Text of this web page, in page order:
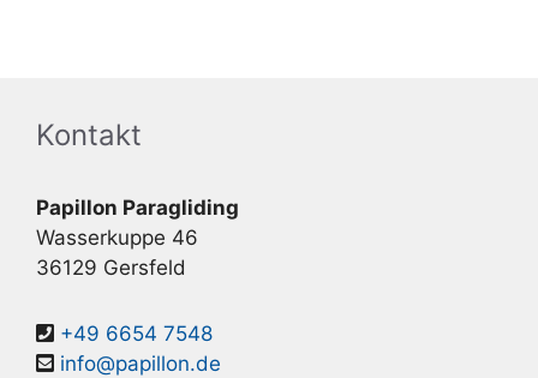
Kontakt
Papillon Paragliding
Wasserkuppe 46
36129 Gersfeld
+49 6654 7548
info@papillon.de